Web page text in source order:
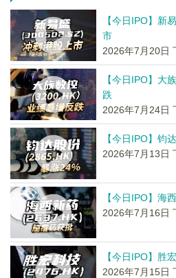
【今日IPO】新
市
2026年7月20日
【今日IPO】大
跌
2026年7月24日
【今日IPO】钧
2026年7月13日
【今日IPO】海
2026年7月16日
【今日IPO】胜
2026年7月15日